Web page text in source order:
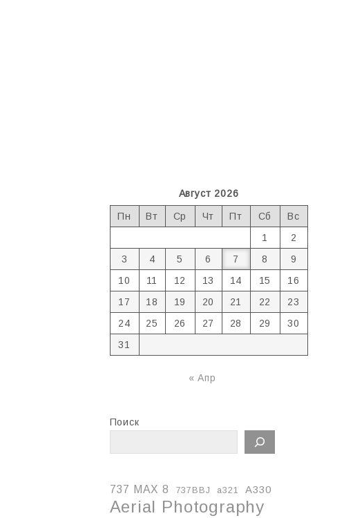
Август 2026
Пн Вт Ср Чт Пт Сб
Вс
1
2
3
4 5 6 7 8
9
10
11 12 13 14 15
16
17
18 19 20 21 22
23
24
25 26 27 28 29
30
31
« Апр
Поиск
737 MAX 8 737BBJ a321 A330
Aerial Photography